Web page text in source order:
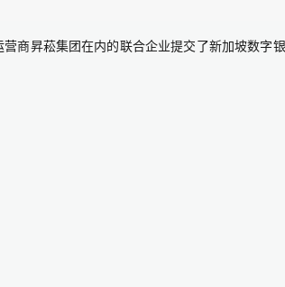
商昇菘集团在内的联合企业提交了新加坡数字银